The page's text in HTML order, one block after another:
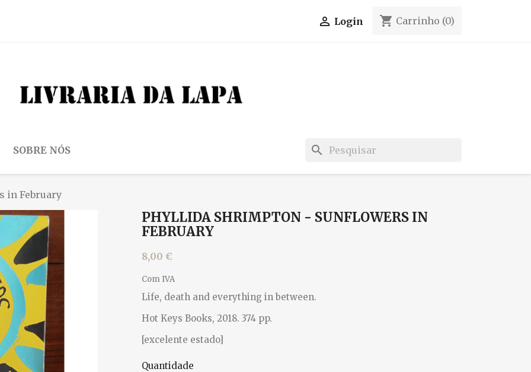
 Login shopping_cart Carrinho (0)
SOBRE NÓS search
in February
PHYLLIDA SHRIMPTON - SUNFLOWERS IN
FEBRUARY
8,00 €
Com IVA
Life, death and everything in between.
Hot Keys Books, 2018. 374 pp.
[excelente estado]
Quantidade